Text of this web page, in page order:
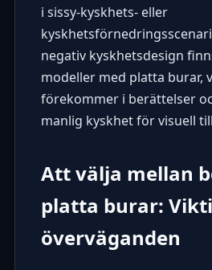
i sissy-kyskhets- eller
negativ kyskhetsdesign
modeller med platta burar,
förekommer i berättelser
manlig kyskhet för visuell
Att välja mellan
platta burar:
överväganden